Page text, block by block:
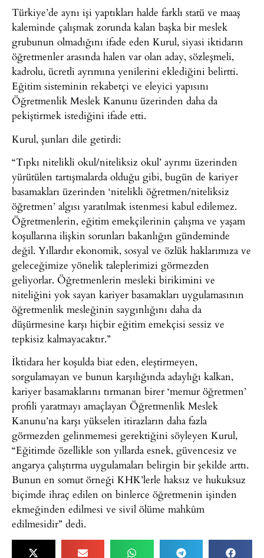
Türkiye’de aynı işi yaptıkları halde farklı statü ve maaş
kaleminde çalışmak zorunda kalan başka bir meslek
grubunun olmadığını ifade eden Kurul, siyasi iktidarın
öğretmenler arasında halen var olan aday, sözleşmeli,
kadrolu, ücretli ayrımına yenilerini eklediğini belirtti.
Eğitim sisteminin rekabetçi ve eleyici yapısını
Öğretmenlik Meslek Kanunu üzerinden daha da
pekiştirmek istediğini ifade etti.
Kurul, şunları dile getirdi:
“Tıpkı nitelikli okul/niteliksiz okul’ ayrımı üzerinden
yürütülen tartışmalarda olduğu gibi, bugün de kariyer
basamakları üzerinden ‘nitelikli öğretmen/niteliksiz
öğretmen’ algısı yaratılmak istenmesi kabul edilemez.
Öğretmenlerin, eğitim emekçilerinin çalışma ve yaşam
koşullarına ilişkin sorunları bakanlığın gündeminde
değil. Yıllardır ekonomik, sosyal ve özlük haklarımıza ve
geleceğimize yönelik taleplerimizi görmezden
geliyorlar. Öğretmenlerin mesleki birikimini ve
niteliğini yok sayan kariyer basamakları uygulamasının
öğretmenlik mesleğinin saygınlığını daha da
düşürmesine karşı hiçbir eğitim emekçisi sessiz ve
tepkisiz kalmayacaktır.”
İktidara her koşulda biat eden, eleştirmeyen,
sorgulamayan ve bunun karşılığında adaylığı kalkan,
kariyer basamaklarını tırmanan birer ‘memur öğretmen’
profili yaratmayı amaçlayan Öğretmenlik Meslek
Kanunu’na karşı yükselen itirazların daha fazla
görmezden gelinmemesi gerektiğini söyleyen Kurul,
“Eğitimde özellikle son yıllarda esnek, güvencesiz ve
angarya çalıştırma uygulamaları belirgin bir şekilde arttı.
Bunun en somut örneği KHK’lerle haksız ve hukuksuz
biçimde ihraç edilen on binlerce öğretmenin işinden
ekmeğinden edilmesi ve sivil ölüme mahkûm
edilmesidir” dedi.